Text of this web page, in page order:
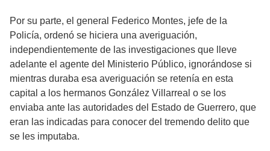
Por su parte, el general Federico Montes, jefe de la
Policía, ordenó se hiciera una averiguación,
independientemente de las investigaciones que lleve
adelante el agente del Ministerio Público, ignorándose si
mientras duraba esa averiguación se retenía en esta
capital a los hermanos González Villarreal o se los
enviaba ante las autoridades del Estado de Guerrero, que
eran las indicadas para conocer del tremendo delito que
se les imputaba.